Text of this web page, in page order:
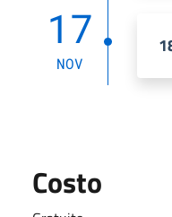
17
NOV
Costo